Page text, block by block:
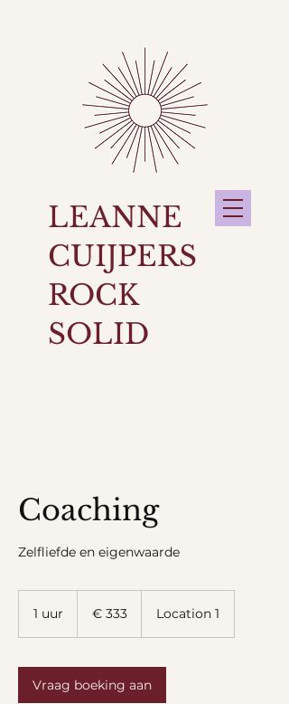
LEANNE
CUIJPERS
ROCK
SOLID
Coaching
Zelfliefde en eigenwaarde
1 uur € 333 Location 1
Vraag boeking aan